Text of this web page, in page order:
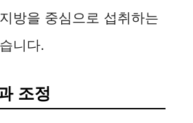
방을 중심으로 섭취하는
니다.
조정